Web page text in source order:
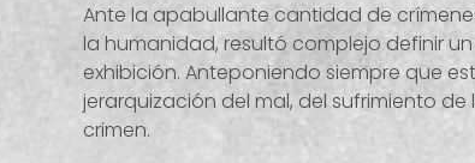
Ante la apabullante cantidad de
la humanidad, resultó complejo definir
exhibición. Anteponiendo siempre que
jerarquización del mal, del sufrimiento
crimen.